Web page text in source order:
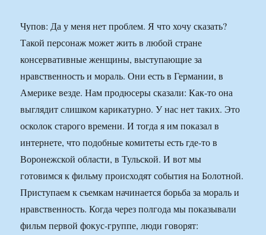
Чупов: Да у меня нет проблем. Я что хочу сказать?
Такой персонаж может жить в любой стране
консервативные женщины, выступающие за
нравственность и мораль. Они есть в Германии, в
Америке везде. Нам продюсеры сказали: Как-то она
выглядит слишком карикатурно. У нас нет таких. Это
осколок старого времени. И тогда я им показал в
интернете, что подобные комитеты есть где-то в
Воронежской области, в Тульской. И вот мы
готовимся к фильму происходят события на Болотной.
Приступаем к съемкам начинается борьба за мораль и
нравственность. Когда через полгода мы показывали
фильм первой фокус-группе, люди говорят: